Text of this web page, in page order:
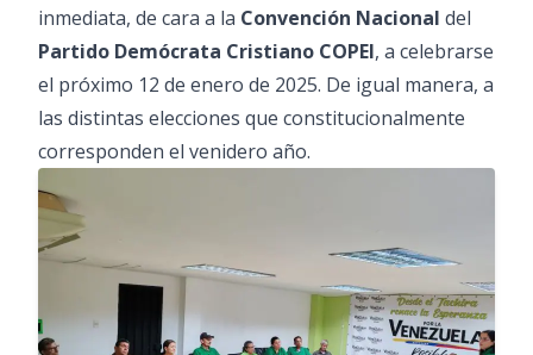
inmediata, de cara a la Convención Nacional del
Partido Demócrata Cristiano COPEI, a celebrarse
el próximo 12 de enero de 2025. De igual manera, a
las distintas elecciones que constitucionalmente
corresponden el venidero año.